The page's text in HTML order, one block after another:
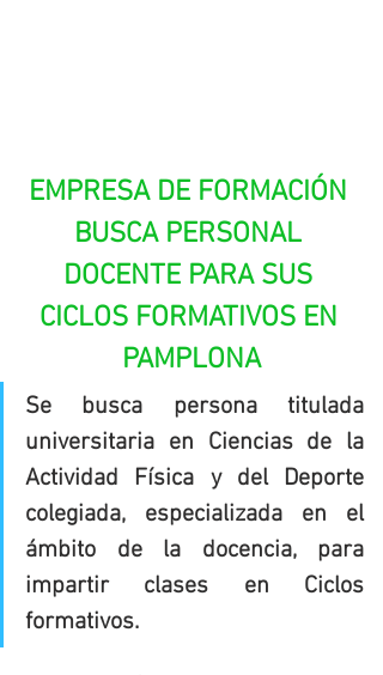
EMPRESA DE FORMACIÓN
BUSCA PERSONAL
DOCENTE PARA SUS
CICLOS FORMATIVOS EN
PAMPLONA
Se busca persona titulada
universitaria en Ciencias de la
Actividad Física y del Deporte
colegiada, especializada en el
ámbito de la docencia, para
impartir clases en Ciclos
formativos.